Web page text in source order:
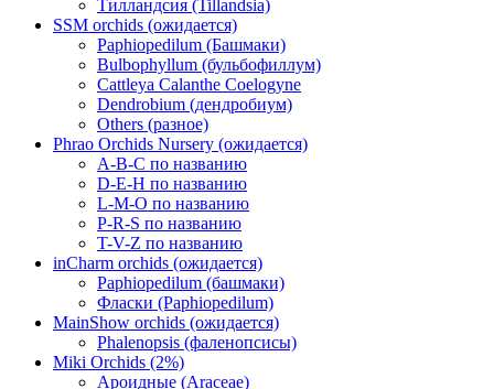
Тилландсия (Tillandsia)
SSM orchids (ожидается)
Paphiopedilum (Башмаки)
Bulbophyllum (бульбофиллум)
Cattleya Calanthe Coelogyne
Dendrobium (дендробиум)
Others (разное)
Phrao Orchids Nursery (ожидается)
A-B-C по названию
D-E-H по названию
L-M-O по названию
P-R-S по названию
T-V-Z по названию
inCharm orchids (ожидается)
Paphiopedilum (башмаки)
Фласки (Paphiopedilum)
MainShow orchids (ожидается)
Phalenopsis (фаленопсисы)
Miki Orchids (2%)
Ароидные (Araceae)